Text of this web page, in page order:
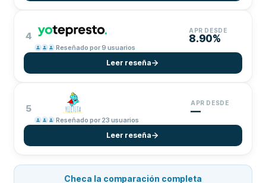
4
Reseñado por 9 usuarios
APR DESDE
8.90%
Leer reseña
5
Reseñado por 23 usuarios
APR DESDE
—
Leer reseña
Checa la comparación completa